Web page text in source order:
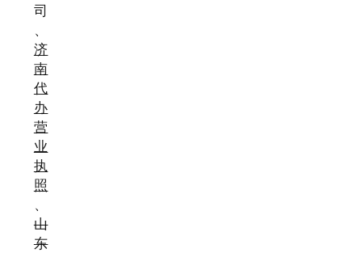
司
、
济
南
代
办
营
业
执
照
、
山
东